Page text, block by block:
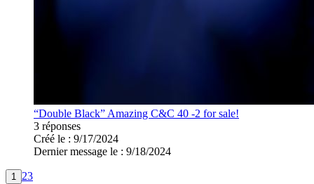
“Double Black” Amazing C&C 40 -2 for sale!
3 réponses
Créé le : 9/17/2024
Dernier message le : 9/18/2024
1 23